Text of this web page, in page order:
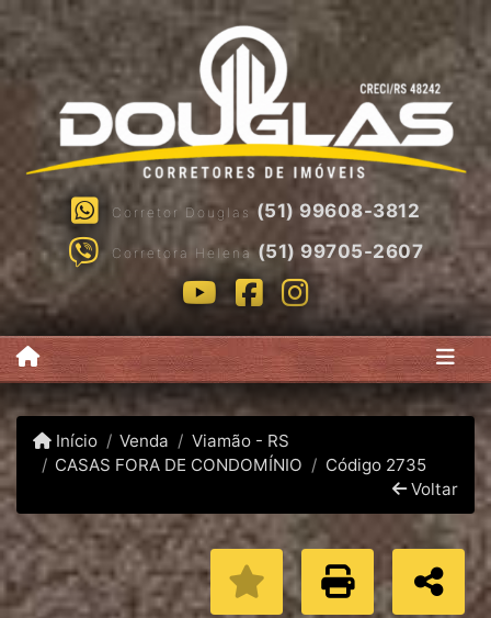
Corretor Douglas (51) 99608-3812
Corretora Helena (51) 99705-2607
Início Venda
Viamão - RS
CASAS FORA DE CONDOMÍNIO
Código 2735
Voltar